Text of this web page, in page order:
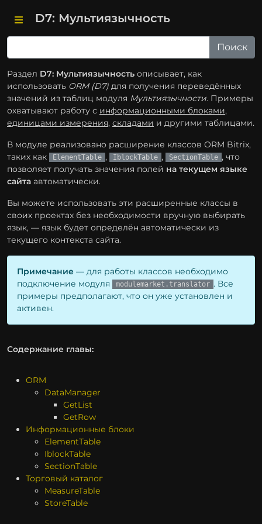
D7: Мультиязычность
Раздел D7: Мультиязычность описывает, как
использовать ORM (D7) для получения переведённых
значений из таблиц модуля Мультиязычности. Примеры
охватывают работу с информационными блоками,
единицами измерения, складами и другими таблицами.
В модуле реализовано расширение классов ORM Bitrix,
таких как
ElementTable , IblockTable , SectionTable , что
позволяет получать значения полей на текущем языке
сайта автоматически.
Вы можете использовать эти расширенные классы в
своих проектах без необходимости вручную выбирать
язык, — язык будет определён автоматически из
текущего контекста сайта.
Примечание — для работы классов необходимо
подключение модуля
modulemarket.translator . Все
примеры предполагают, что он уже установлен и
активен.
Содержание главы:
ORM
DataManager
GetList
GetRow
Информационные блоки
ElementTable
IblockTable
SectionTable
Торговый каталог
MeasureTable
StoreTable